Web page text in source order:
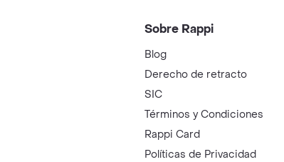
Sobre Rappi
Blog
Derecho de retracto
SIC
Términos y Condiciones
Rappi Card
Políticas de Privacidad